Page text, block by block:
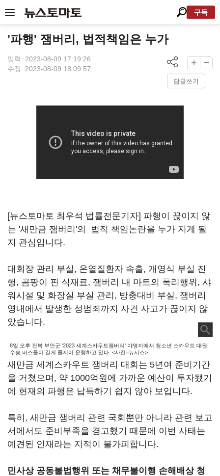
구독
'파행' 잼버리, 법적책임은 누가
입력: 2023-08-09 17:19:26
수정: 2023-08-09 18:09:57
답글쓰기
[뉴스토마토 최우석 법률전문기자] 파행이 끊이지 않
는 '새만금 잼버리'의 법적 책임논란을 누가 지게 될
지 관심입니다.
대회장 관리 부실, 온열질환자 속출, 개영식 부실 진
행, 곰팡이 핀 식재료, 잼버리 내 마트의 폭리행위, 샤
워시설 및 화장실 부실 관리, 방충대비 부실, 잼버리
영내에서 발생한 성범죄까지 사건 사고가 끊이지 않
았습니다.
8일 오후 전북 부안군 '2023 세계스카우트잼버리' 야영지에서 청소년 스카우트 대원
수송 버스들이 길게 줄지어 운행하고 있다. <사진=뉴시스>
새만금 세계스카우트 잼버리 대회는 5년여 준비기간
을 거쳤으며, 약 1000억원에 가까운 예산이 투자됐기
에 현재의 파행은 납득하기 쉽지 않아 보입니다.
특히, 새만금 잼버리 관련 국회뿐만 아니라 관련 보고
서에서도 준비부족을 경고했기 때문에 이번 사태는
예견된 인재라는 지적이 불가피합니다.
민사상 공동불법행위 또는 채무불이행 손해배상 청